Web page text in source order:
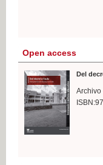
Open access
Del
Archivo